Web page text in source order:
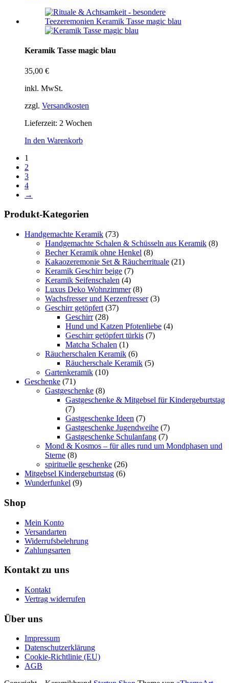
Keramik Tasse magic blau
35,00 €
inkl. MwSt.
zzgl. Versandkosten
Lieferzeit: 2 Wochen
In den Warenkorb
1
2
3
4
→
Produkt-Kategorien
Handgemachte Keramik (73)
Handgemachte Schalen & Schüsseln aus Keramik (8)
Becher Keramik ohne Henkel (8)
Kakaozeremonie Set & Räucherrituale (21)
Keramik Geschirr beige (7)
Keramik Seifenschalen (4)
Luxus Deko Wohnzimmer (8)
Wachsfresser und Kerzenfresser (3)
Geschirr getöpfert (37)
Geschirr (28)
Hund und Katzen Pfotenliebe (4)
Geschirr getöpfert türkis (7)
Matcha Schalen (1)
Räucherschalen Keramik (6)
Räucherschale Keramik (5)
Gartenkeramik (10)
Geschenke (71)
Gastgeschenke (8)
Gastgeschenke & Mitgebsel für Kindergeburtstag
(7)
Gastgeschenke Ideen (7)
Gastgeschenke Jugendweihe (7)
Gastgeschenke Schulanfang (7)
Mond & Kosmos – für alles rund um Mondphasen und
Sterne (8)
spirituelle geschenke (26)
Mitgebsel Kindergeburtstag (6)
Wunderfunkel (9)
Shop
Mein Konto
Versandarten
Widerrufsbelehrung
Zahlungsarten
Kontakt zu uns
Kontakt
Vertrag widerrufen
Über uns
Impressum
Datenschutzerklärung
Cookie-Richtlinie (EU)
AGB